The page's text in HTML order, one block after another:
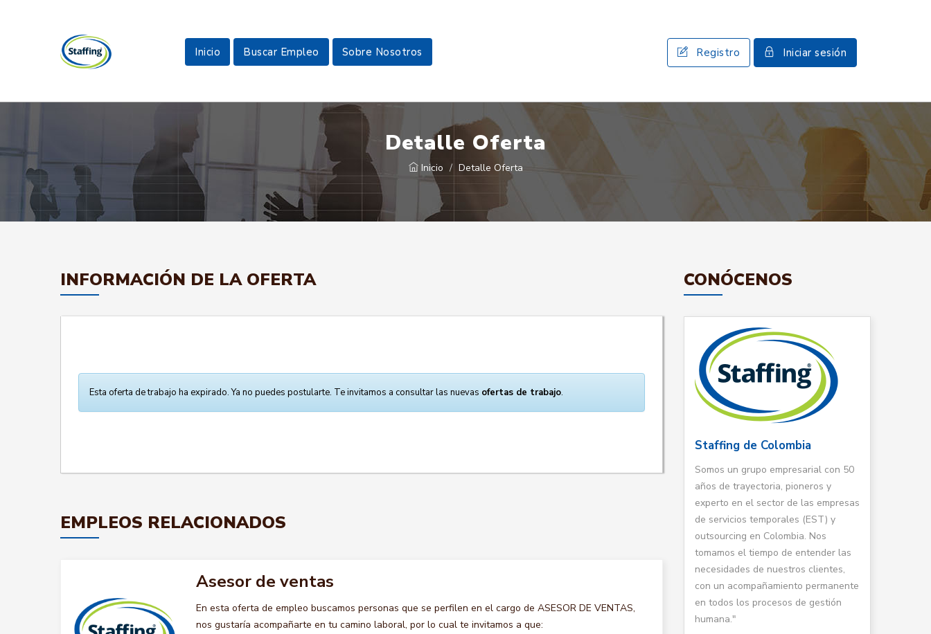
Inicio Buscar Empleo Sobre Nosotros Registro Iniciar sesión
Detalle Oferta
Inicio Detalle Oferta
INFORMACIÓN DE LA OFERTA
Esta oferta de trabajo ha expirado. Ya no puedes postularte. Te invitamos a consultar las nuevas ofertas de trabajo.
EMPLEOS RELACIONADOS
Asesor de ventas
En esta oferta de empleo buscamos personas que se perfilen en el cargo de ASESOR DE VENTAS,
nos gustaría acompañarte en tu camino laboral, por lo cual te invitamos a que:
CONÓCENOS
Staffing de Colombia
Somos un grupo empresarial con 50
años de trayectoria, pioneros y
experto en el sector de las empresas
de servicios temporales (EST) y
outsourcing en Colombia. Nos
tomamos el tiempo de entender las
necesidades de nuestros clientes,
con un acompañamiento permanente
en todos los procesos de gestión
humana."